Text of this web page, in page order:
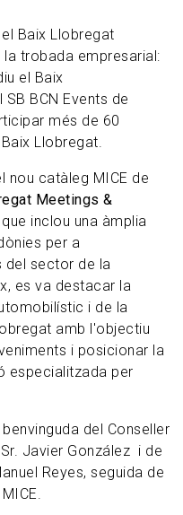
Baix Llobregat
trobada empresarial:
el Baix
BCN Events de
més de 60
Llobregat.
nou catàleg MICE de
Meetings &
que inclou una àmplia
per a
del sector de la
es va destacar la
i de la
amb l'objectiu
i posicionar la
especialitzada per
del Conseller
Javier González i de
Reyes, seguida de